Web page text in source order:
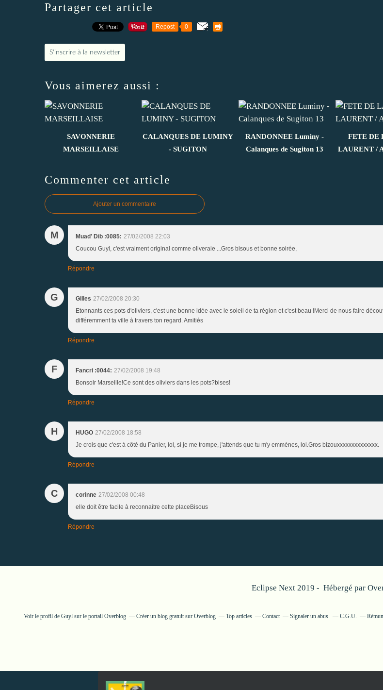
Partager cet article
Repost 0
S'inscrire à la newsletter
Vous aimerez aussi :
SAVONNERIE
MARSEILLAISE
CALANQUES DE LUMINY
- SUGITON
RANDONNEE Luminy -
Calanques de Sugiton 13
FETE DE
LAURENT /
Commenter cet article
Ajouter un commentaire
M Muad' Dib :0085: 27/02/2008 22:03
Coucou Guyl, c'est vraiment original comme oliveraie ...Gros bisous et bonne soirée,
Répondre
G Gilles 27/02/2008 20:30
Etonnants ces pots d'oliviers, c'est une bonne idée avec le soleil de ta région et c'est beau !Merci de nous faire
différemment ta ville à travers ton regard. Amitiés
Répondre
F Fancri :0044: 27/02/2008 19:48
Bonsoir Marseille!Ce sont des oliviers dans les pots?bises!
Répondre
H HUGO 27/02/2008 18:58
Je crois que c'est à côté du Panier, lol, si je me trompe, j'attends que tu m'y emmènes, lol.Gros bizouxxxxxxxxxxxxxx.
Répondre
C corinne 27/02/2008 00:48
elle doit être facile à reconnaitre cette placeBisous
Répondre
Eclipse Next 2019 - Hébergé par
Voir le profil de Guylsur le portail Overblog Créer un blog gratuit sur Overblog Top articles Contact Signaler un abus C.G.U.